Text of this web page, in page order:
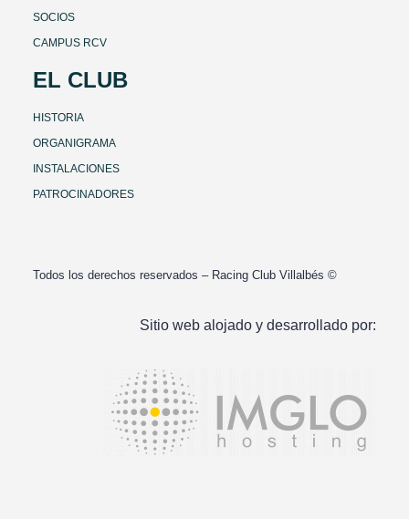
SOCIOS
CAMPUS RCV
EL CLUB
HISTORIA
ORGANIGRAMA
INSTALACIONES
PATROCINADORES
Todos los derechos reservados – Racing Club Villalbés ©
Sitio web alojado y desarrollado por: